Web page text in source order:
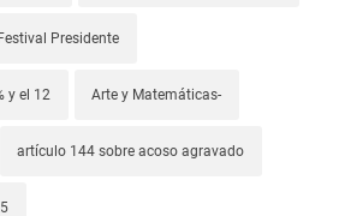
Presidente
y el 12 Arte y Matemáticas-
artículo 144 sobre acoso agravado